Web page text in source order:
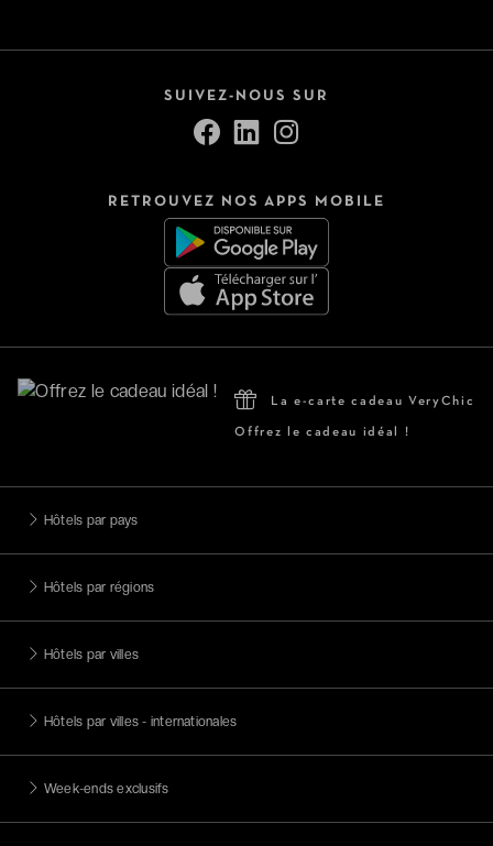
SUIVEZ-NOUS SUR
RETROUVEZ NOS APPS MOBILE
La e-carte cadeau VeryChic
Offrez le cadeau idéal !
Hôtels par pays
Hôtels par régions
Hôtels par villes
Hôtels par villes - internationales
Week-ends exclusifs